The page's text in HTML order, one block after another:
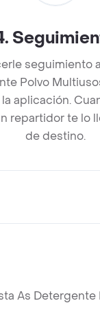
.
seguimiento
Polvo
aplicación.
repartidor te lo
de destino.
As